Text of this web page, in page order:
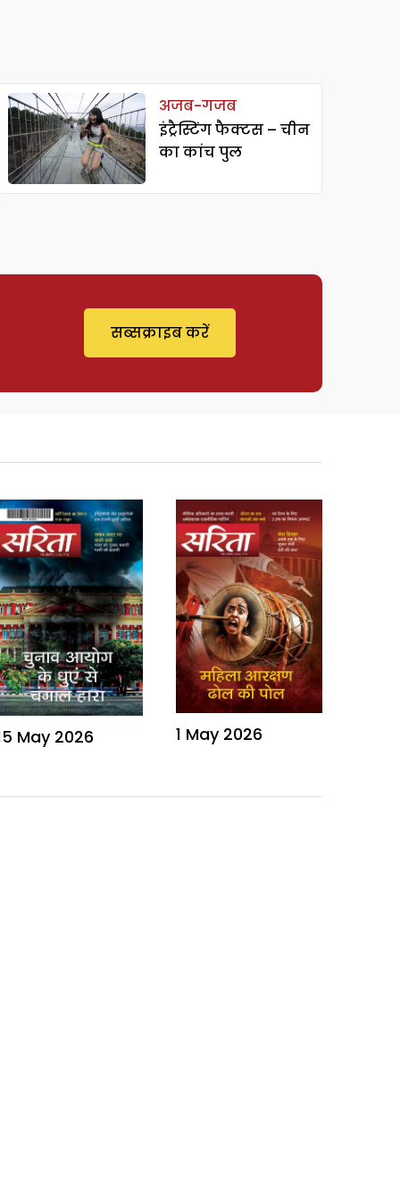
अजब-गजब
इंट्रैस्टिंग फैक्टस – चीन
का कांच पुल
सब्सक्राइब करें
May 2026 1 May 2026